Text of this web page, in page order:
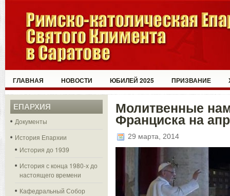
ГЛАВНАЯ НОВОСТИ ЮБИЛЕЙ 2025 ПРИЗВАНИЕ
ЕПАРХИЯ
Документы
История Епархии
История до 1939
История с конца 1980-х до
настоящего времени
Кафедральный Собор
Молитвенные
Франциска на
29 марта, 2014